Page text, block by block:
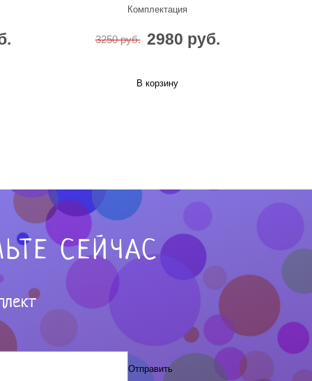
Комплектация
3250 руб. 2980 руб.
В корзину
СЕЙЧАС
Отправить